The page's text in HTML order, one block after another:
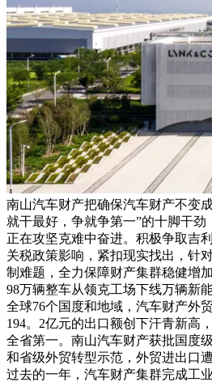
南山汽车财产把确保汽车财产不变
就干最好，争就争第一”的十脚干劲
正在攻坚克难中奋进。积极争取吉
关税政策影响，紧扣现实找出，针
制难题，全力保障财产集群稳健增
98万辆整车从领克工场下线万辆新
全球76个国度和地域，汽车财产外
194。2亿元的出口额创下汗青新高
全省第一。南山汽车财产获批国度
和省级外贸转型示范，外贸进出口
过去的一年，汽车财产集群完成工